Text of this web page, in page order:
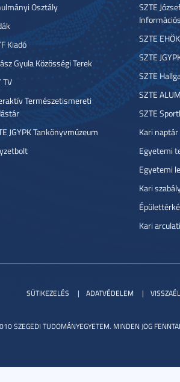
Osztály
Kiadó
Gyula Közösségi Terek
TV
Természetismereti
JGYPK Tankönyvmúzeum
SZTE
SZTE EHÖK
SZTE
SZTE
SZTE
SZTE
Kari naptár
Egyetemi
Egyetemi
Kari
Kari
SZEGEDI TUDOMÁNYEGYETEM. MINDEN JOG
SÜTIKEZELÉS ADATVÉDELEM